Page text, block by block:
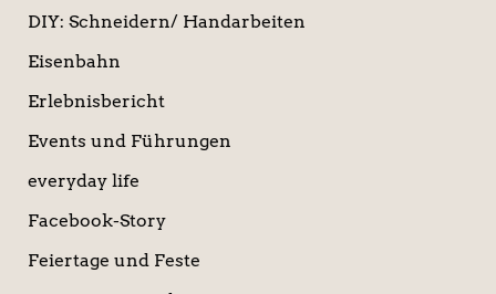
DIY: Schneidern/ Handarbeiten
Eisenbahn
Erlebnisbericht
Events und Führungen
everyday life
Facebook-Story
Feiertage und Feste